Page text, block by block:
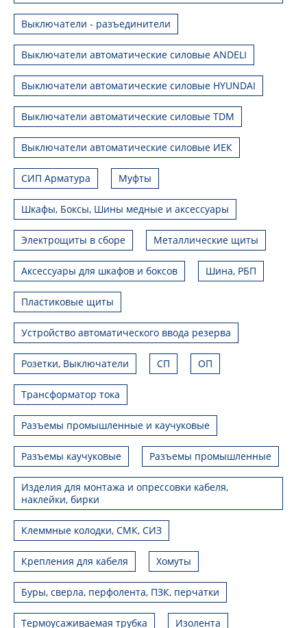
Выключатели - разъединители
Выключатели автоматические силовые ANDELI
Выключатели автоматические силовые HYUNDAI
Выключатели автоматические силовые TDM
Выключатели автоматические силовые ИЕК
СИП Арматура Муфты
Шкафы, Боксы, Шины медные и аксессуары
Электрощиты в сборе Металлические щиты
Аксессуары для шкафов и боксов Шина, РБП
Пластиковые щиты
Устройство автоматического ввода резерва
Розетки, Выключатели СП ОП
Трансформатор тока
Разъемы промышленные и каучуковые
Разъемы каучуковые Разъемы промышленные
Изделия для монтажа и опрессовки кабеля,
наклейки, бирки
Клеммные колодки, СМК, СИЗ
Крепления для кабеля Хомуты
Буры, сверла, перфолента, ПЗК, перчатки
Термоусаживаемая трубка Изолента